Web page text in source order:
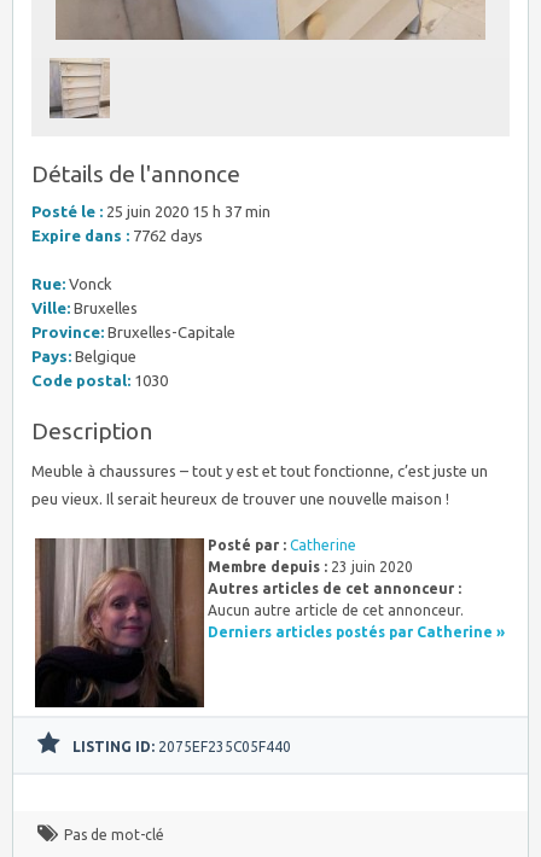
Détails de l'annonce
Posté le : 25 juin 2020 15 h 37 min
Expire dans : 7762 days
Rue: Vonck
Ville: Bruxelles
Province: Bruxelles-Capitale
Pays: Belgique
Code postal: 1030
Description
Meuble à chaussures – tout y est et tout fonctionne, c’est juste un
peu vieux. Il serait heureux de trouver une nouvelle maison !
Posté par : Catherine
Membre depuis : 23 juin 2020
Autres articles de cet annonceur :
Aucun autre article de cet annonceur.
Derniers articles postés par Catherine »
LISTING ID: 2075EF235C05F440
Pas de mot-clé